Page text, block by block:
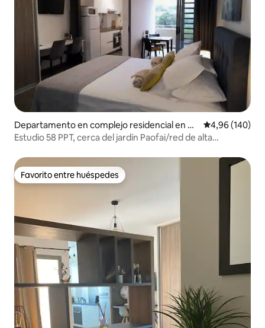
Departamento en complejo residencial en Pa
peete
Calificación
4,96 (140)
Estudio 58 PPT, cerca del jardín Paofai/red de alta
Favorito entre huéspedes
Favorito entre huéspedes